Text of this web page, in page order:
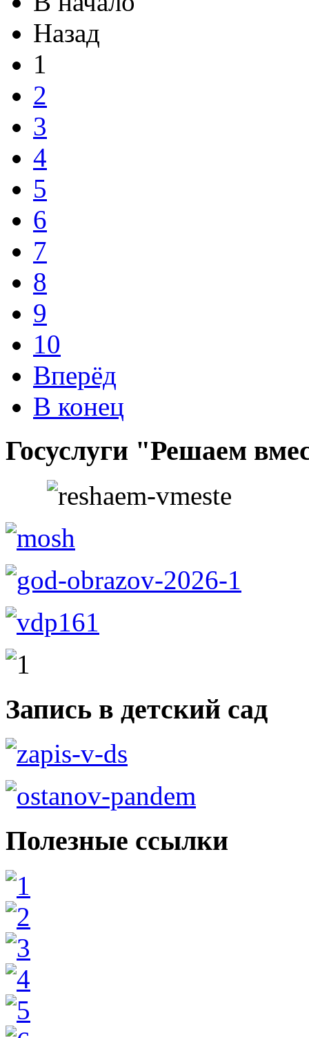
Назад
1
2
3
4
5
6
7
8
9
10
Вперёд
В конец
Госуслуги "Решаем
Запись в детский сад
Полезные ссылки